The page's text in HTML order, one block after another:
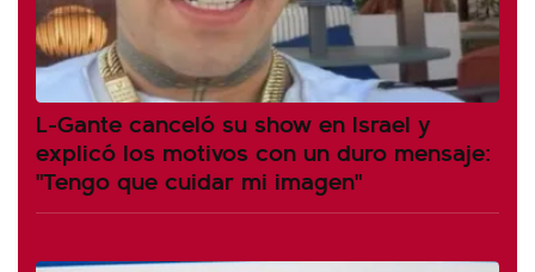
L-Gante canceló su show en Israel y
explicó los motivos con un duro mensaje:
"Tengo que cuidar mi imagen"